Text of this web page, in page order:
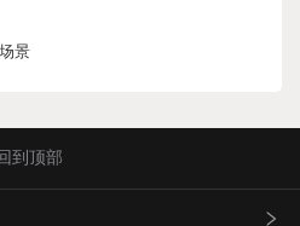
景
到顶部